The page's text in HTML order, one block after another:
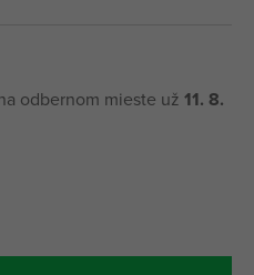
odbernom mieste už 11. 8.